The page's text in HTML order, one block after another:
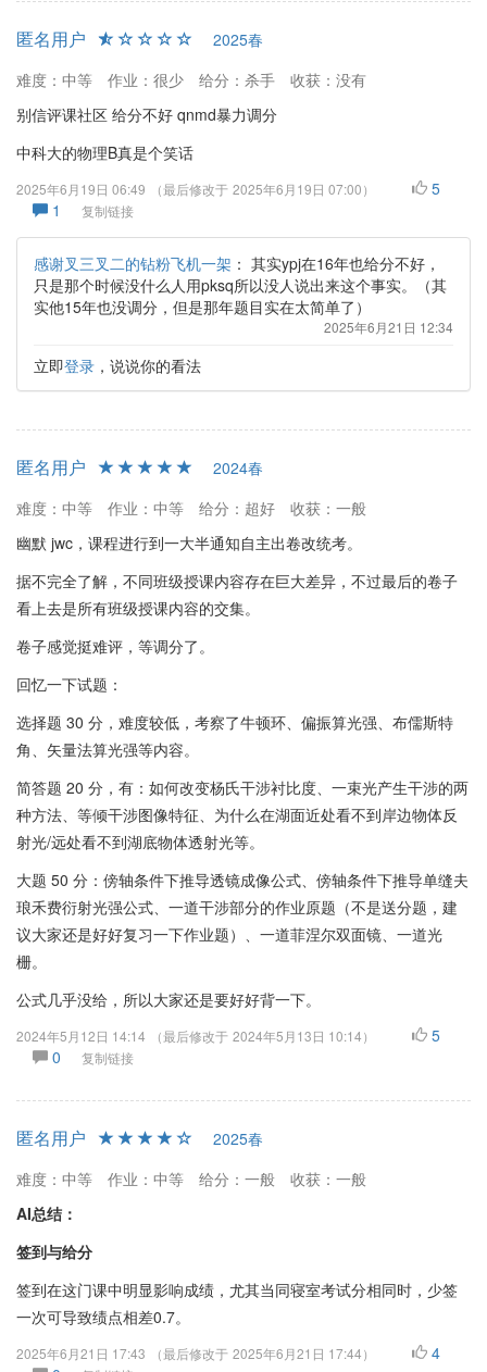
匿名用户
2025春
难度：中等
作业：很少 给分：杀手
收获：没有
别信评课社区 给分不好 qnmd暴力调分
中科大的物理B真是个笑话
2025年6月19日 06:49 （最后修改于 2025年6月19日 07:00）
5
1
复制链接
感谢叉三叉二的钻粉飞机一架 ： 其实ypj在16年也给分不好，
只是那个时候没什么人用pksq所以没人说出来这个事实。（其
实他15年也没调分，但是那年题目实在太简单了）
2025年6月21日 12:34
立即登录 ，说说你的看法
匿名用户
2024春
难度：中等
作业：中等 给分：超好
收获：一般
幽默 jwc，课程进行到一大半通知自主出卷改统考。
据不完全了解，不同班级授课内容存在巨大差异，不过最后的卷子
看上去是所有班级授课内容的交集。
卷子感觉挺难评，等调分了。
回忆一下试题：
选择题 30 分，难度较低，考察了牛顿环、偏振算光强、布儒斯特
角、矢量法算光强等内容。
简答题 20 分，有：如何改变杨氏干涉衬比度、一束光产生干涉的两
种方法、等倾干涉图像特征、为什么在湖面近处看不到岸边物体反
射光/远处看不到湖底物体透射光等。
大题 50 分：傍轴条件下推导透镜成像公式、傍轴条件下推导单缝夫
琅禾费衍射光强公式、一道干涉部分的作业原题（不是送分题，建
议大家还是好好复习一下作业题）、一道菲涅尔双面镜、一道光
栅。
公式几乎没给，所以大家还是要好好背一下。
2024年5月12日 14:14 （最后修改于 2024年5月13日 10:14）
5
0
复制链接
匿名用户
2025春
难度：中等
作业：中等 给分：一般
收获：一般
AI总结：
签到与给分
签到在这门课中明显影响成绩，尤其当同寝室考试分相同时，少签
一次可导致绩点相差0.7。
2025年6月21日 17:43 （最后修改于 2025年6月21日 17:44）
4